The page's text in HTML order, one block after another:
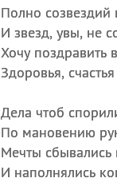
Полно созвездий
И звезд, увы, не
Хочу поздравить
Здоровья,
Дела чтоб
По мановению
Мечты сбывались
И наполнялись